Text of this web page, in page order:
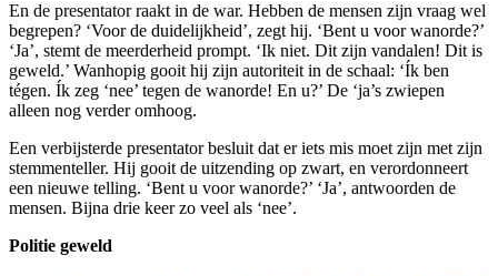
En de presentator raakt in de war. Hebben de mensen zijn vraag wel
begrepen? ‘Voor de duidelijkheid’, zegt hij. ‘Bent u voor wanorde?’
‘Ja’, stemt de meerderheid prompt. ‘Ik niet. Dit zijn vandalen! Dit is
geweld.’ Wanhopig gooit hij zijn autoriteit in de schaal: ‘Ík ben
tégen. Ík zeg ‘nee’ tegen de wanorde! En u?’ De ‘ja’s zwiepen
alleen nog verder omhoog.
Een verbijsterde presentator besluit dat er iets mis moet zijn met zijn
stemmenteller. Hij gooit de uitzending op zwart, en verordonneert
een nieuwe telling. ‘Bent u voor wanorde?’ ‘Ja’, antwoorden de
mensen. Bijna drie keer zo veel als ‘nee’.
Politie geweld